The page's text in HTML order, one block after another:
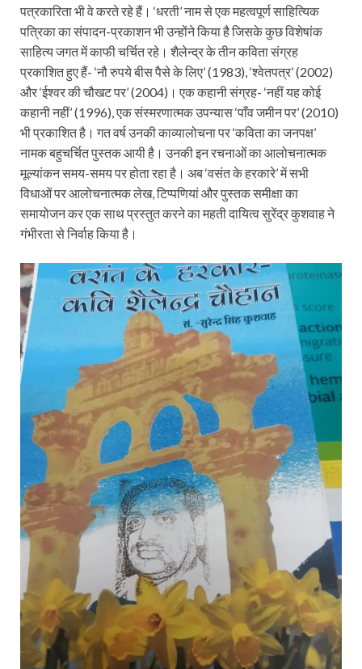
पत्रकारिता भी वे करते रहे हैं। ‘धरती’ नाम से एक महत्वपूर्ण साहित्यिक
पत्रिका का संपादन-प्रकाशन भी उन्होंने किया है जिसके कुछ विशेषांक
साहित्य जगत में काफी चर्चित रहे। शैलेन्द्र के तीन कविता संग्रह
प्रकाशित हुए हैं- ‘नौ रुपये बीस पैसे के लिए’ (1983), ‘श्वेतपत्र’ (2002)
और ‘ईश्वर की चौखट पर’ (2004)। एक कहानी संग्रह- ‘नहीं यह कोई
कहानी नहीं’ (1996), एक संस्मरणात्मक उपन्यास ‘पाँव जमीन पर’ (2010)
भी प्रकाशित है। गत वर्ष उनकी काव्यालोचना पर ‘कविता का जनपक्ष’
नामक बहुचर्चित पुस्तक आयी है। उनकी इन रचनाओं का आलोचनात्मक
मूल्यांकन समय-समय पर होता रहा है। अब ‘वसंत के हरकारे’ में सभी
विधाओं पर आलोचनात्मक लेख, टिप्पणियां और पुस्तक समीक्षा का
समायोजन कर एक साथ प्रस्तुत करने का महती दायित्व सुरेंद्र कुशवाह ने
गंभीरता से निर्वाह किया है।